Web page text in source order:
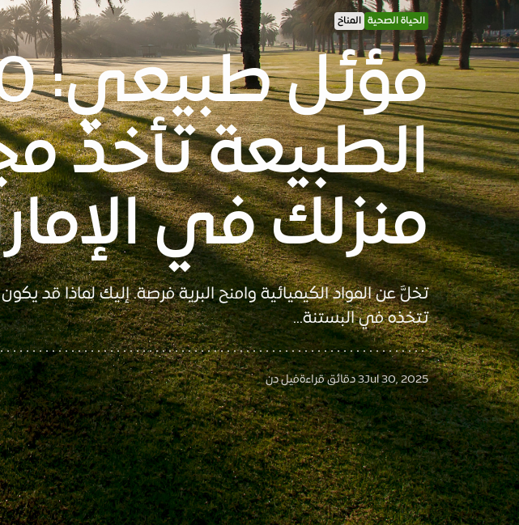
الحياة الصحية المناخ
الطبيعة تأخذ
منزلك في
تخلَّ عن المواد الكيميائية وامنح البرية فرصة. إليك لماذا قد
تتخذه في البستنة...
Jul 30, 20253 دقائق قراءة فيل دن